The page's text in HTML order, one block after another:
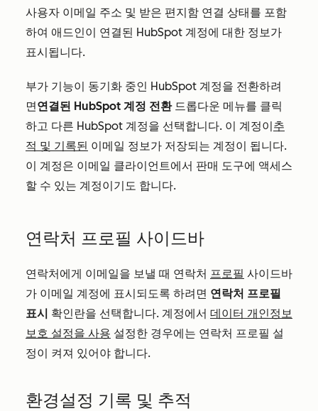
사용자 이메일 주소 및 받은 편지함 연결 상태를 포함
하여 애드인이 연결된 HubSpot 계정에 대한 정보가
표시됩니다.
부가 기능이 동기화 중인 HubSpot 계정을 전환하려
면연결된 HubSpot 계정 전환 드롭다운 메뉴를 클릭
하고 다른 HubSpot 계정을 선택합니다. 이 계정이추
적 및 기록된 이메일 정보가 저장되는 계정이 됩니다.
이 계정은 이메일 클라이언트에서 판매 도구에 액세스
할 수 있는 계정이기도 합니다.
연락처 프로필 사이드바
연락처에게 이메일을 보낼 때 연락처 프로필 사이드바
가 이메일 계정에 표시되도록 하려면 연락처 프로필
표시 확인란을 선택합니다. 계정에서 데이터 개인정보
보호 설정을 사용 설정한 경우에는 연락처 프로필 설
정이 켜져 있어야 합니다.
환경설정 기록 및 추적